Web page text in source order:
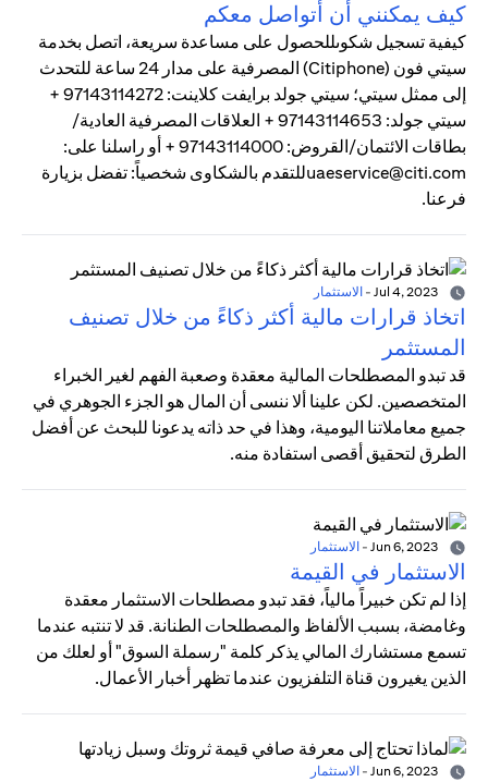
كيف يمكنني أن أتواصل معكم
كيفية تسجيل شكوىللحصول على مساعدة سريعة، اتصل بخدمة
سيتي فون (Citiphone) المصرفية على مدار 24 ساعة للتحدث
إلى ممثل سيتي؛ سيتي جولد برايفت كلاينت: 97143114272 +
سيتي جولد: 97143114653 + العلاقات المصرفية العادية/
بطاقات الائتمان/القروض: 97143114000 + أو راسلنا على:
uaeservice@citi.comللتقدم بالشكاوى شخصياً: تفضل بزيارة
فرعنا.
- الاستثمار
اتخاذ قرارات مالية أكثر ذكاءً من خلال تصنيف
المستثمر
قد تبدو المصطلحات المالية معقدة وصعبة الفهم لغير الخبراء
المتخصصين. لكن علينا ألا ننسى أن المال هو الجزء الجوهري في
جميع معاملاتنا اليومية، وهذا في حد ذاته يدعونا للبحث عن أفضل
الطرق لتحقيق أقصى استفادة منه.
- الاستثمار
الاستثمار في القيمة
إذا لم تكن خبيراً مالياً، فقد تبدو مصطلحات الاستثمار معقدة
وغامضة، بسبب الألفاظ والمصطلحات الطنانة. قد لا تنتبه عندما
تسمع مستشارك المالي يذكر كلمة "رسملة السوق" أو لعلك من
الذين يغيرون قناة التلفزيون عندما تظهر أخبار الأعمال.
- الاستثمار